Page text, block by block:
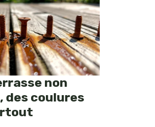
non
des coulures